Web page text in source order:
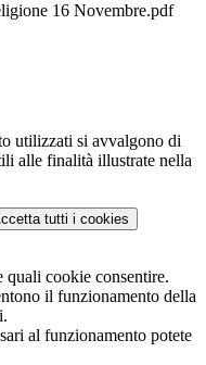
16 Novembre.pdf
utilizzati si avvalgono di
alle finalità illustrate nella
tutti i cookies
quali cookie consentire.
il funzionamento della
al funzionamento potete